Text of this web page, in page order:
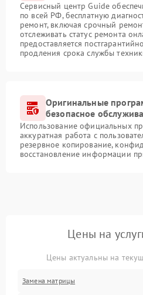
Сервисный центр Guide
по всей РФ, бесплатную
ремонт, включая срочный
отслеживать статус ремонта
предоставляется
продления срока службы
Оригинальные
безопасное
Использование официальных
аккуратная работа с
резервное копирование,
восстановление информации
Цены на
Цены актуальны на
Замена матрицы